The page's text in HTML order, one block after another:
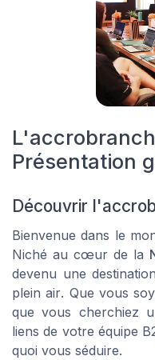
Présentation
Découvrir
Bienvenue dans le
Niché au cœur de la
devenu une
plein air. Que vous
que vous cherchiez
liens de votre équipe
quoi vous séduire.